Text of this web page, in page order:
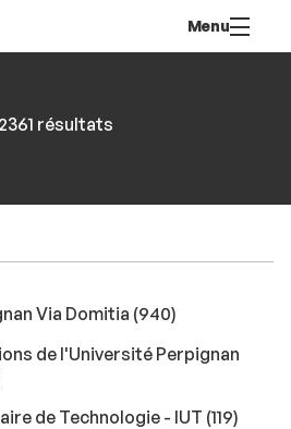
contenu
Menu
résultats
Via Domitia (940résultats
)
de l'Université Perpignan
de Technologie - IUT (119)